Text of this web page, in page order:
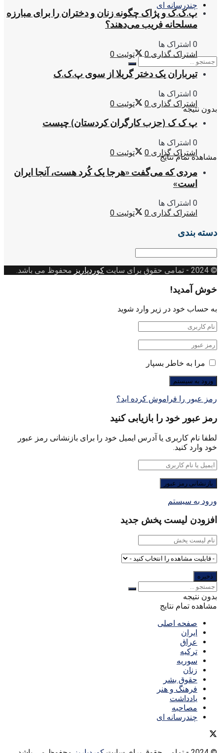
چندرسانه ای
بدون نتیجه
مشاهده تمام نتایج
پ.ک.ک و پژاک چگونه زنان و دختران را برای مبارزه
مسلحانه فریب می‌دهند؟
0 اشتراک ها
اشتراک گذاری 0 توئیت 0
تیرباران یک دختر گریلا از سوی پ.ک.ک
0 اشتراک ها
اشتراک گذاری 0 توئیت 0
پ ک ک (حزب کارگران کردستان) چیست
0 اشتراک ها
اشتراک گذاری 0 توئیت 0
مردی که می‌گفت «هرجا یک کُرد هست، آنجا ایران
است»
0 اشتراک ها
اشتراک گذاری 0 توئیت 0
دسته بندی
دسته
© 2024
- تمامی حقوق برای سایت کوردپاریز محفوظ می باشد.
خوش آمدید!
به حساب خود در زیر وارد شوید
مرا به خاطر بسپار
رمز عبور را فراموش کرده اید؟
رمز عبور خود را بازیابی کنید
لطفا نام کاربری یا آدرس ایمیل خود را برای بازنشانی رمز عبور
خود وارد کنید.
ورود به سیستم
افزودن لیست پخش جدید
بدون نتیجه
مشاهده تمام نتایج
صفحه اصلی
ایران
عراق
ترکیه
سوریه
زنان
حقوق بشر
فرهنگ و هنر
یادداشت
مصاحبه
چندرسانه ای